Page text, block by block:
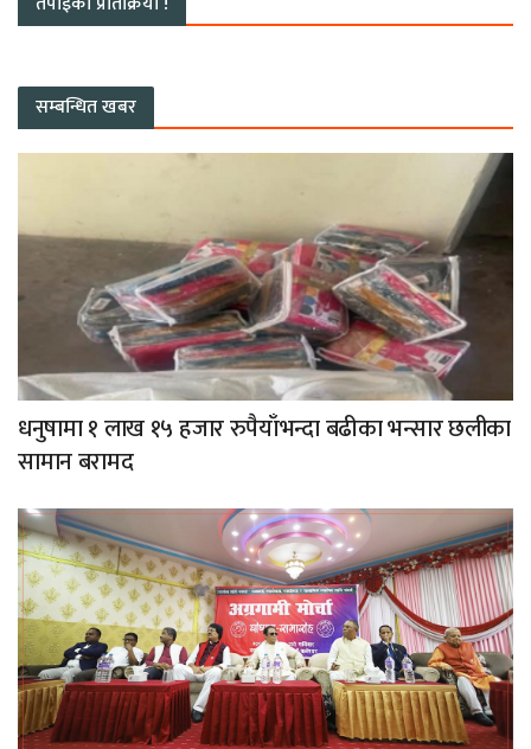
सम्बन्धित खबर
धनुषामा १ लाख १५ हजार रुपैयाँभन्दा बढीका भन्सार छलीका
सामान बरामद